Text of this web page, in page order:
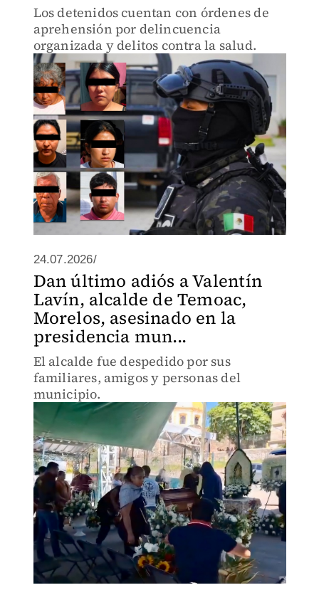
Los detenidos cuentan con órdenes de
aprehensión por delincuencia
organizada y delitos contra la salud.
24.07.2026/
Dan último adiós a Valentín
Lavín, alcalde de Temoac,
Morelos, asesinado en la
presidencia mun...
El alcalde fue despedido por sus
familiares, amigos y personas del
municipio.